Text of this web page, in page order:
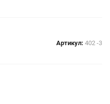
Артикул: 402 -3